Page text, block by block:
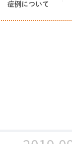
症例について